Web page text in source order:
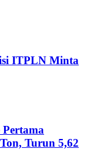
ITPLN Minta
Turun 5,62